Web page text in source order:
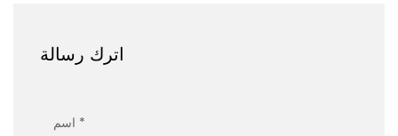
اترك رسالة
اسم *